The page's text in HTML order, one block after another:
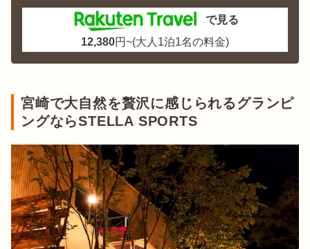
で見る
12,380円~(大人1泊1名の料金)
宮崎で大自然を贅沢に感じられるグランピ
ングならSTELLA SPORTS